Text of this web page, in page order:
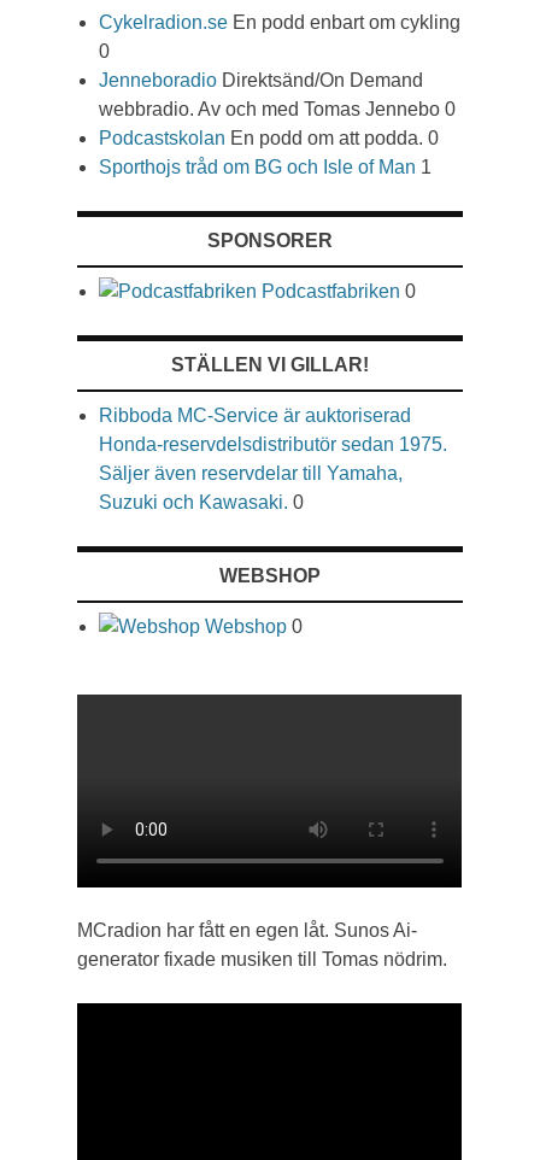
Cykelradion.se En podd enbart om cykling
0
Jenneboradio Direktsänd/On Demand
webbradio. Av och med Tomas Jennebo 0
Podcastskolan En podd om att podda. 0
Sporthojs tråd om BG och Isle of Man 1
SPONSORER
Podcastfabriken 0
STÄLLEN VI GILLAR!
Ribboda MC-Service är auktoriserad
Honda-reservdelsdistributör sedan 1975.
Säljer även reservdelar till Yamaha,
Suzuki och Kawasaki. 0
WEBSHOP
Webshop 0
MCradion har fått en egen låt. Sunos Ai-
generator fixade musiken till Tomas nödrim.